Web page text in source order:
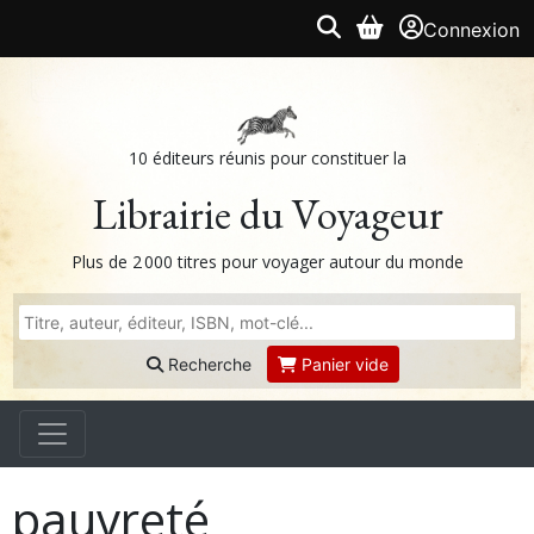
Connexion
10 éditeurs réunis pour constituer la
Librairie du Voyageur
Plus de 2 000 titres pour voyager autour du monde
Recherche Panier vide
pauvreté